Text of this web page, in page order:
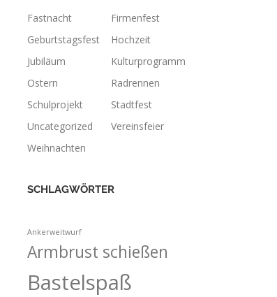
Fastnacht
Firmenfest
Geburtstagsfest
Hochzeit
Jubiläum
Kulturprogramm
Ostern
Radrennen
Schulprojekt
Stadtfest
Uncategorized
Vereinsfeier
Weihnachten
SCHLAGWÖRTER
Ankerweitwurf
Armbrust schießen
Bastelspaß